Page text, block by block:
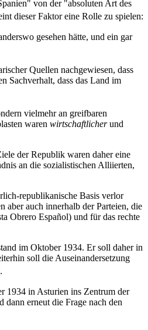
von der "absoluten Art des
dieser Faktor eine Rolle zu spielen:
gesehen hätte, und ein gar
Quellen nachgewiesen, dass
Sachverhalt, dass das Land im
vielmehr an greifbaren
waren wirtschaftlicherund
der Republik waren daher eine
an die sozialistischen Alliierten,
republikanische Basis verlor
aber auch innerhalb der Parteien, die
Obrero Español) und für das rechte
im Oktober 1934. Er soll daher in
soll die Auseinandersetzung
.
1934 in Asturien ins Zentrum der
erneut die Frage nach den